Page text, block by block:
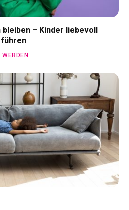
– Kinder liebevoll